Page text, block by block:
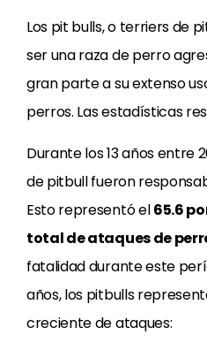
Los pit bulls, o terriers de
ser una raza de perro
gran parte a su extenso
perros. Las estadísticas
Durante los 13 años entre
de pitbull fueron
Esto representó el65.6
total de ataques de
fatalidad durante este
años, los pitbulls
creciente de ataques: